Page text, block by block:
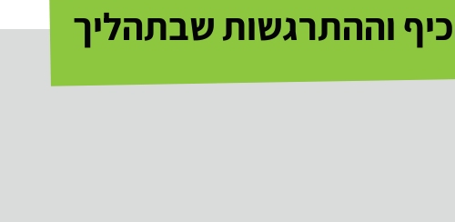
וההתרגשות שבתהליך